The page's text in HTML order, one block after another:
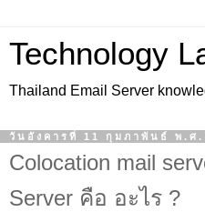
Technology
Thailand Email Server
วันอังคารที่ 11 กุมภาพันธ์ พ.ศ.
Colocation mail
Server คือ อะไร ?